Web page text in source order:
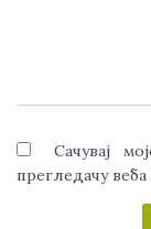
Сачувај
прегледачу